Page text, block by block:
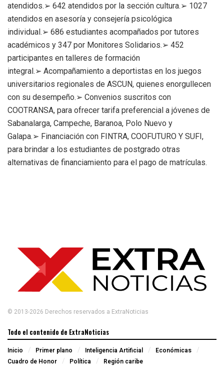
atendidos.➢ 642 atendidos por la sección cultura.➢ 1027
atendidos en asesoría y consejería psicológica
individual.➢ 686 estudiantes acompañados por tutores
académicos y 347 por Monitores Solidarios.➢ 452
participantes en talleres de formación
integral.➢ Acompañamiento a deportistas en los juegos
universitarios regionales de ASCUN, quienes enorgullecen
con su desempeño.➢ Convenios suscritos con
COOTRANSA, para ofrecer tarifa preferencial a jóvenes de
Sabanalarga, Campeche, Baranoa, Polo Nuevo y
Galapa.➢ Financiación con FINTRA, COOFUTURO Y SUFI,
para brindar a los estudiantes de postgrado otras
alternativas de financiamiento para el pago de matrículas.
© 2013-2026 Derechos reservados a ExtraNoticias
Todo el contenido de ExtraNoticias
Inicio Primer plano Inteligencia Artificial
Económicas
Cuadro de Honor
Política Región caribe